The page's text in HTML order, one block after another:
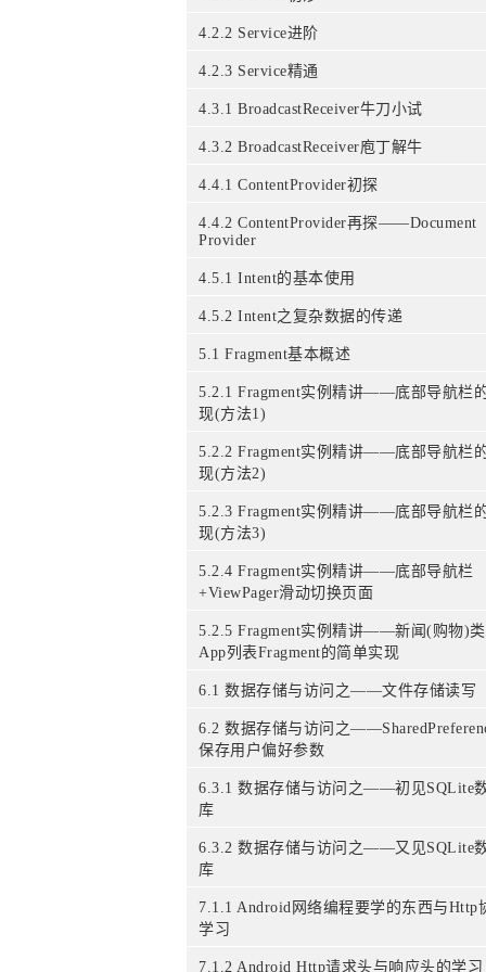
4.2.2 Service进阶
4.2.3 Service精通
4.3.1 BroadcastReceiver牛刀小试
4.3.2 BroadcastReceiver庖丁解牛
4.4.1 ContentProvider初探
4.4.2 ContentProvider再探——Document
Provider
4.5.1 Intent的基本使用
4.5.2 Intent之复杂数据的传递
5.1 Fragment基本概述
5.2.1 Fragment实例精讲——底部导航栏
现(方法1)
5.2.2 Fragment实例精讲——底部导航栏
现(方法2)
5.2.3 Fragment实例精讲——底部导航栏
现(方法3)
5.2.4 Fragment实例精讲——底部导航栏
+ViewPager滑动切换页面
5.2.5 Fragment实例精讲——新闻(购物)类
App列表Fragment的简单实现
6.1 数据存储与访问之——文件存储读写
6.2 数据存储与访问之
保存用户偏好参数
6.3.1 数据存储与访问之——初见SQLite
库
6.3.2 数据存储与访问之——又见SQLite
库
7.1.1 Android网络编程要学的东西与Http
学习
7.1.2 Android Http请求头与响应头的学习